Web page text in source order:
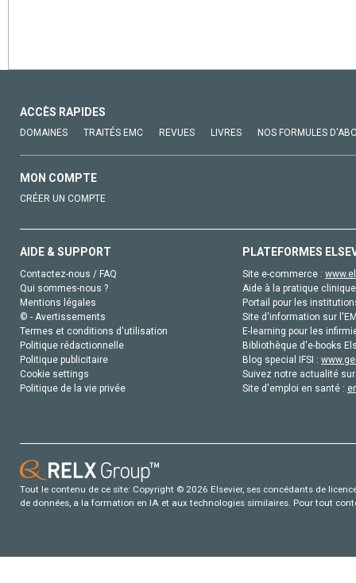
ACCÈS RAPIDES
DOMAINES TRAITÉS EMC REVUES LIVRES NOS FORMULES
MON COMPTE
CRÉER UN COMPTE
AIDE & SUPPORT
Contactez-nous / FAQ
Qui sommes-nous ?
Mentions légales
© - Avertissements
Termes et conditions d'utilisation
Politique rédactionnelle
Politique publicitaire
Cookie settings
Politique de la vie privée
PLATEFORMES
Site e-commerce :
Aide à la pratique
Portail pour les
Site d'information sur
E-learning pour les
Bibliothèque d'e-books
Blog special IFSI :
Suivez notre actualité
Site d'emploi en santé :
Tout le contenu de ce site: Copyright © 2026 Elsevier, ses concédants de
de données, a la formation en IA et aux technologies similaires. Pour tout